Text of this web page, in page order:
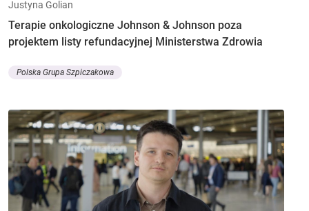
Justyna Golian
Terapie onkologiczne Johnson & Johnson poza
projektem listy refundacyjnej Ministerstwa Zdrowia
Polska Grupa Szpiczakowa